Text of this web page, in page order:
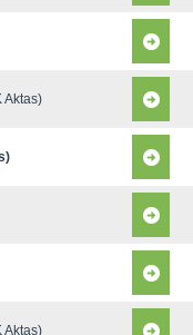
Aktas)
Aktas)